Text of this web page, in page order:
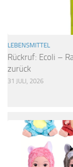
LEBENSMITTEL
Rückruf: Ecoli –
zurück
31 JULI, 2026